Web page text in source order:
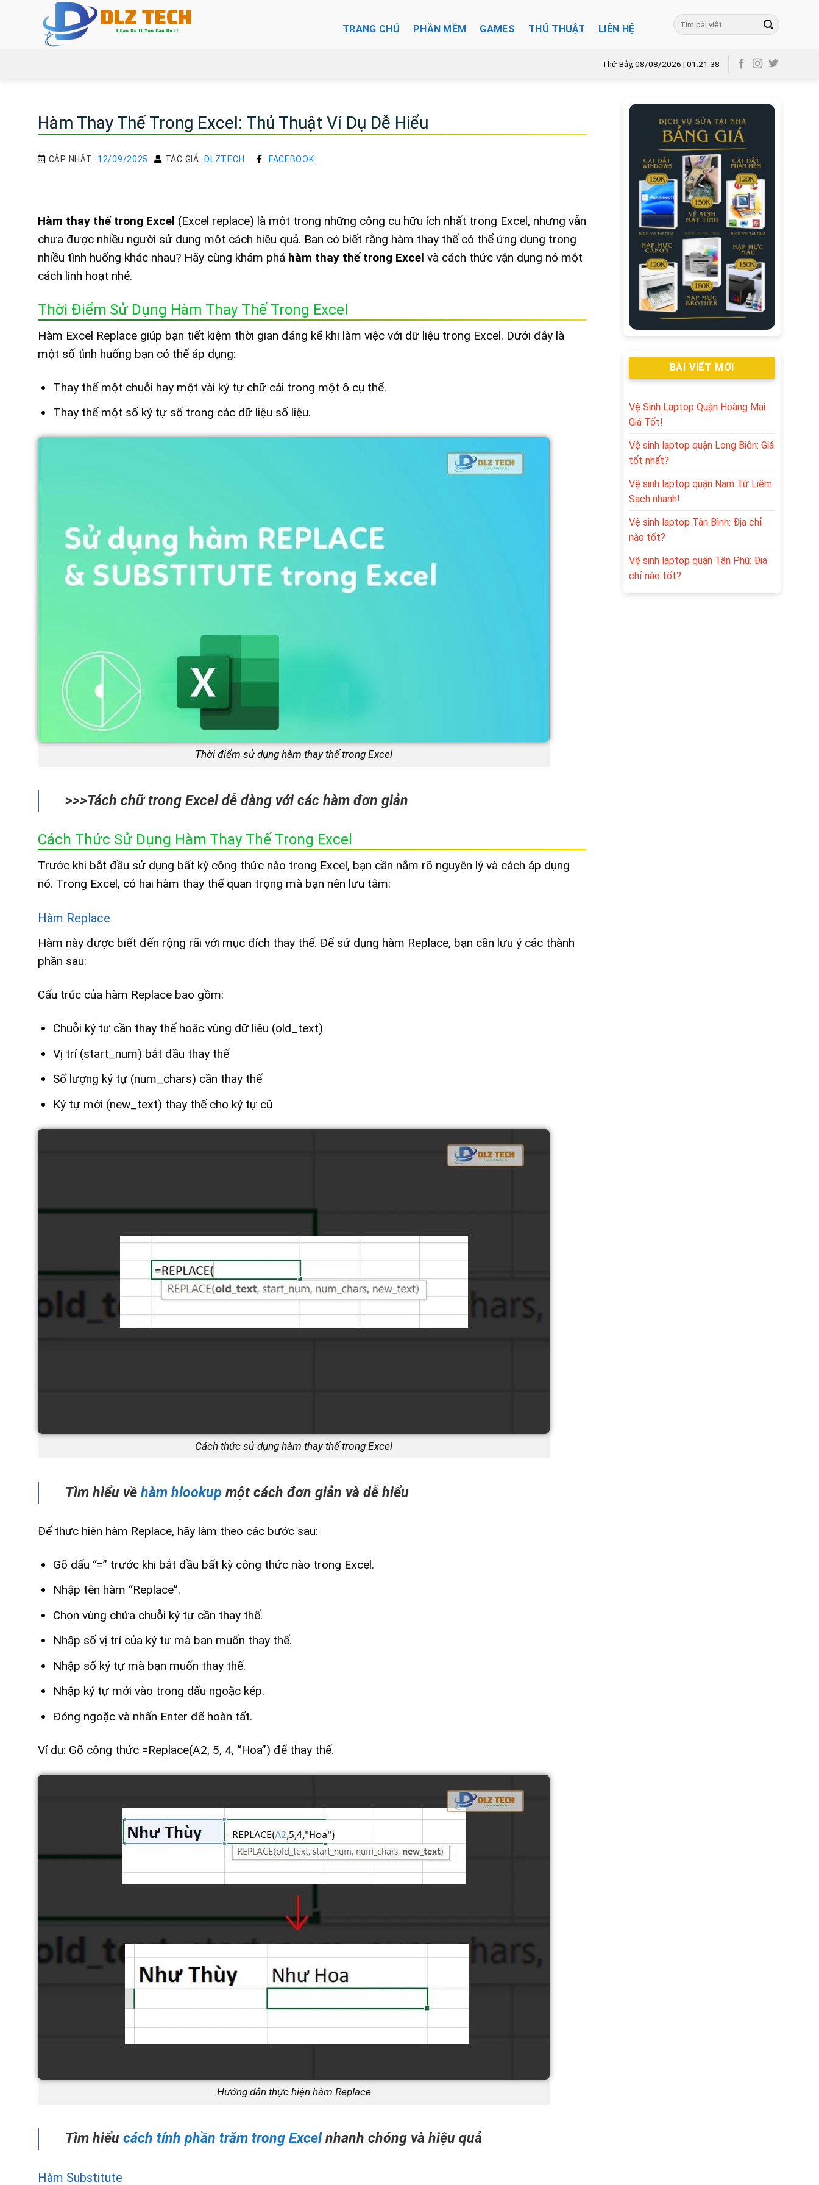
TRANG CHỦ PHẦN MỀM GAMES THỦ THUẬT LIÊN HỆ
Thứ Bảy, 08/08/2026 | 01:21:39
Hàm Thay Thế Trong Excel: Thủ Thuật Ví Dụ Dễ Hiểu
CẬP NHẬT: 12/09/2025 TÁC GIẢ: DLZTECH FACEBOOK
Hàm thay thế trong Excel (Excel replace) là một trong những công cụ hữu ích nhất trong Excel, nhưng vẫn
chưa được nhiều người sử dụng một cách hiệu quả. Bạn có biết rằng hàm thay thế có thể ứng dụng trong
nhiều tình huống khác nhau? Hãy cùng khám phá hàm thay thế trong Excel và cách thức vận dụng nó một
cách linh hoạt nhé.
Thời Điểm Sử Dụng Hàm Thay Thế Trong Excel
Hàm Excel Replace giúp bạn tiết kiệm thời gian đáng kể khi làm việc với dữ liệu trong Excel. Dưới đây là
một số tình huống bạn có thể áp dụng:
Thay thế một chuỗi hay một vài ký tự chữ cái trong một ô cụ thể.
Thay thế một số ký tự số trong các dữ liệu số liệu.
Thời điểm sử dụng hàm thay thế trong Excel
>>>Tách chữ trong Excel dễ dàng với các hàm đơn giản
Cách Thức Sử Dụng Hàm Thay Thế Trong Excel
Trước khi bắt đầu sử dụng bất kỳ công thức nào trong Excel, bạn cần nắm rõ nguyên lý và cách áp dụng
nó. Trong Excel, có hai hàm thay thế quan trọng mà bạn nên lưu tâm:
Hàm Replace
Hàm này được biết đến rộng rãi với mục đích thay thế. Để sử dụng hàm Replace, bạn cần lưu ý các thành
phần sau:
Cấu trúc của hàm Replace bao gồm:
Chuỗi ký tự cần thay thế hoặc vùng dữ liệu (old_text)
Vị trí (start_num) bắt đầu thay thế
Số lượng ký tự (num_chars) cần thay thế
Ký tự mới (new_text) thay thế cho ký tự cũ
Cách thức sử dụng hàm thay thế trong Excel
Tìm hiểu vềhàm hlookup một cách đơn giản và dễ hiểu
Để thực hiện hàm Replace, hãy làm theo các bước sau:
Gõ dấu “=” trước khi bắt đầu bất kỳ công thức nào trong Excel.
Nhập tên hàm “Replace”.
Chọn vùng chứa chuỗi ký tự cần thay thế.
Nhập số vị trí của ký tự mà bạn muốn thay thế.
Nhập số ký tự mà bạn muốn thay thế.
Nhập ký tự mới vào trong dấu ngoặc kép.
Đóng ngoặc và nhấn Enter để hoàn tất.
Ví dụ: Gõ công thức =Replace(A2, 5, 4, “Hoa”) để thay thế.
Hướng dẫn thực hiện hàm Replace
Tìm hiểucách tính phần trăm trong Excelnhanh chóng và hiệu quả
Hàm Substitute
BÀI VIẾT MỚI
Vệ Sinh Laptop Quận Hoàng Mai
Giá Tốt!
Vệ sinh laptop quận Long Biên: Giá
tốt nhất?
Vệ sinh laptop quận Nam Từ Liêm
Sạch nhanh!
Vệ sinh laptop Tân Bình: Địa chỉ
nào tốt?
Vệ sinh laptop quận Tân Phú: Địa
chỉ nào tốt?